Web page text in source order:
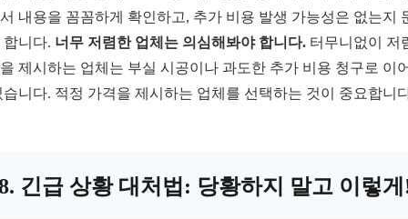
내용을 꼼꼼하게 확인하고, 추가 비용 발생 가능성은 없는지
합니다. 너무 저렴한 업체는 의심해봐야 합니다. 터무니없이 저
제시하는 업체는 부실 시공이나 과도한 추가 비용 청구로 이
습니다. 적정 가격을 제시하는 업체를 선택하는 것이 중요합니
긴급 상황 대처법: 당황하지 말고 이렇